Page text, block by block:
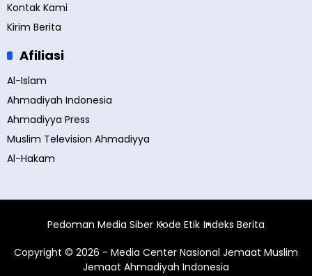
Kontak Kami
Kirim Berita
Afiliasi
Al-Islam
Ahmadiyah Indonesia
Ahmadiyya Press
Muslim Television Ahmadiyya
Al-Hakam
Pedoman Media Siber Kode Etik Indeks Berita
Copyright © 2026 - Media Center Nasional Jemaat Muslim
Jemaat Ahmadiyah Indonesia